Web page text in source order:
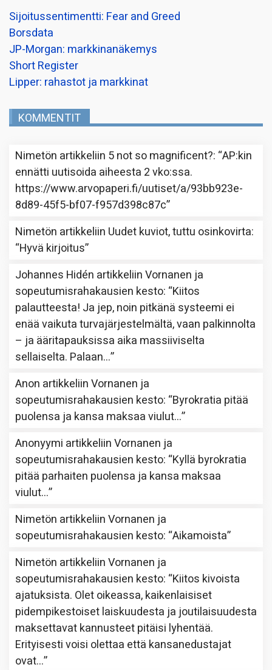
Sijoitussentimentti: Fear and Greed
Borsdata
JP-Morgan: markkinanäkemys
Short Register
Lipper: rahastot ja markkinat
KOMMENTIT
Nimetön artikkeliin 5 not so magnificent?: “AP:kin
ennätti uutisoida aiheesta 2 vko:ssa.
https://www.arvopaperi.fi/uutiset/a/93bb923e-
8d89-45f5-bf07-f957d398c87c”
Nimetön artikkeliin Uudet kuviot, tuttu osinkovirta:
“Hyvä kirjoitus”
Johannes Hidén artikkeliinVornanen ja
sopeutumisrahakausien kesto: “Kiitos
palautteesta! Ja jep, noin pitkänä systeemi ei
enää vaikuta turvajärjestelmältä, vaan palkinnolta
– ja ääritapauksissa aika massiiviselta
sellaiselta. Palaan…”
Anon artikkeliinVornanen ja
sopeutumisrahakausien kesto: “Byrokratia pitää
puolensa ja kansa maksaa viulut…”
Anonyymi artikkeliinVornanen ja
sopeutumisrahakausien kesto: “Kyllä byrokratia
pitää parhaiten puolensa ja kansa maksaa
viulut…”
Nimetön artikkeliinVornanen ja
sopeutumisrahakausien kesto: “Aikamoista”
Nimetön artikkeliinVornanen ja
sopeutumisrahakausien kesto: “Kiitos kivoista
ajatuksista. Olet oikeassa, kaikenlaisiset
pidempikestoiset laiskuudesta ja joutilaisuudesta
maksettavat kannusteet pitäisi lyhentää.
Erityisesti voisi olettaa että kansanedustajat
ovat…”